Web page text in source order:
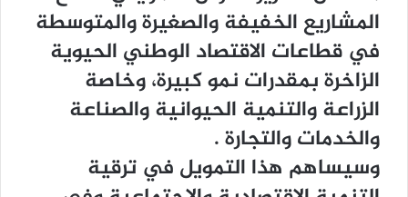
ﺍﻟﻤﺸﺎﺭﻳﻊ ﺍﻟﺨﻔﻴﻔﺔ ﻭﺍﻟﺼﻐﻴﺮﺓ ﻭﺍﻟﻤﺘﻮﺳﻄﺔ
ﻓﻲ ﻗﻄﺎﻋﺎﺕ ﺍﻻﻗﺘﺼﺎﺩ ﺍﻟﻮﻃﻨﻲ ﺍﻟﺤﻴﻮﻳﺔ
ﺍﻟﺰﺍﺧﺮﺓ ﺑﻤﻘﺪﺭﺍﺕ ﻧﻤﻮ ﻛﺒﻴﺮﺓ، ﻭﺧﺎﺻﺔ
ﺍﻟﺰﺭﺍﻋﺔ ﻭﺍﻟﺘﻨﻤﻴﺔ ﺍﻟﺤﻴﻮﺍﻧﻴﺔ ﻭﺍﻟﺼﻨﺎﻋﺔ
ﻭﺍﻟﺨﺪﻣﺎﺕ ﻭﺍﻟﺘﺠﺎﺭﺓ .
ﻭﺳﻴﺴﺎﻫﻢ ﻫﺬﺍ ﺍﻟﺘﻤﻮﻳﻞ ﻓﻲ ﺗﺮﻗﻴﺔ